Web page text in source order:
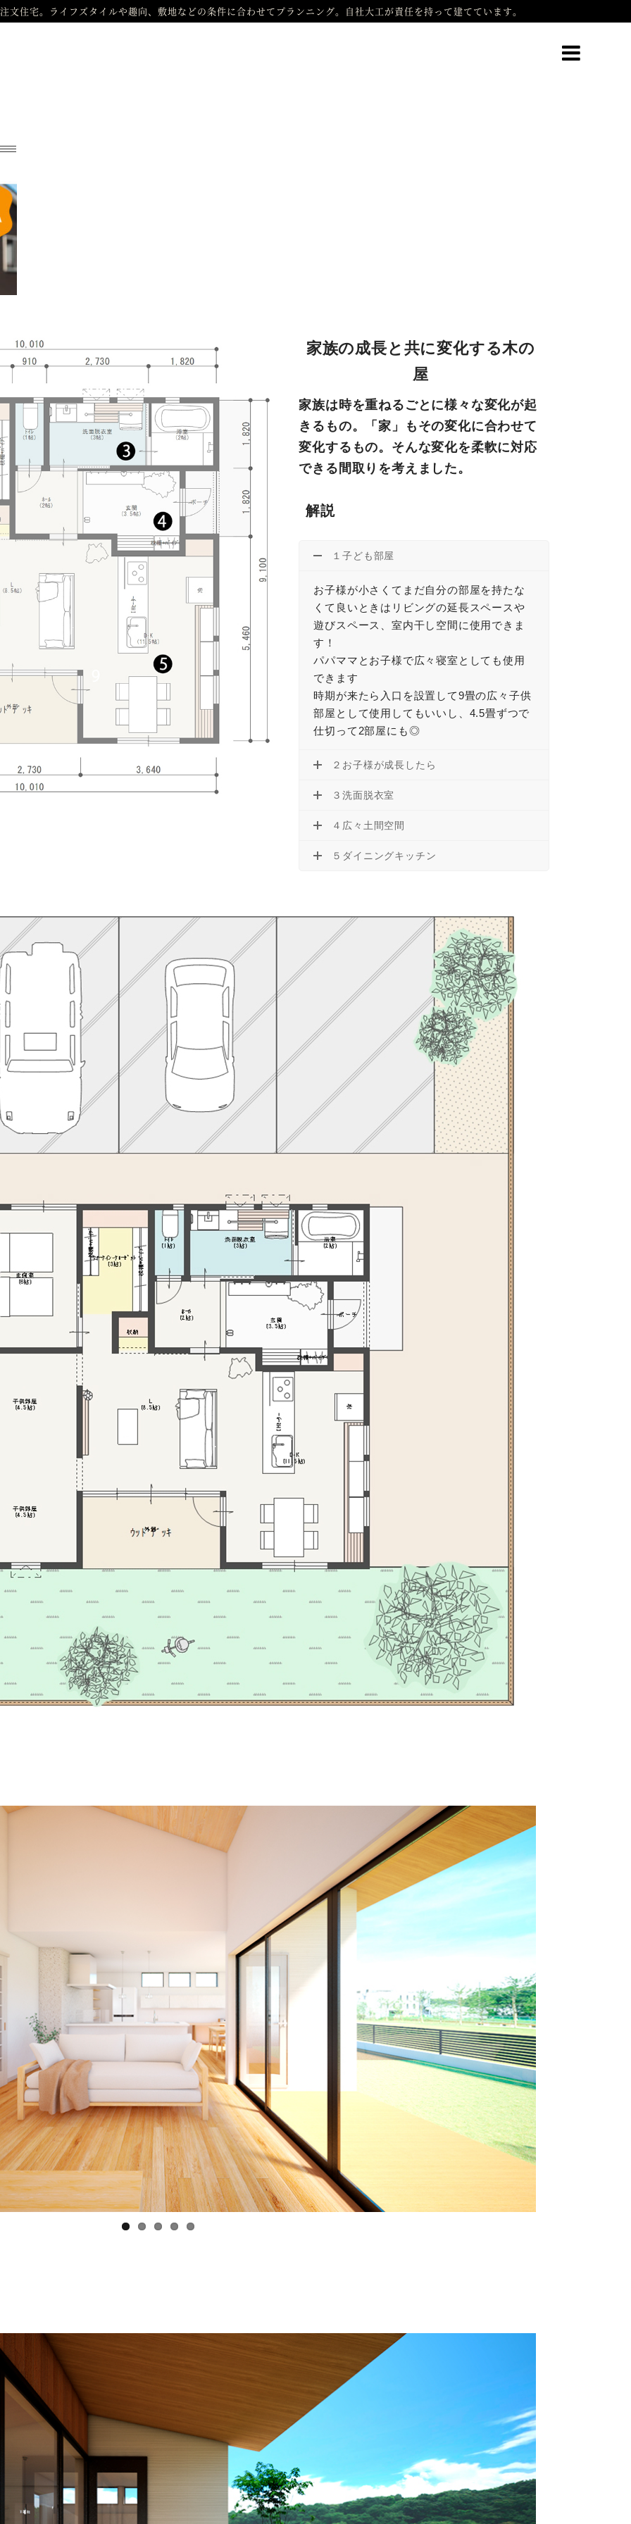
文住宅。ライフズタイルや趣向、敷地などの条件に合わせてプランニング。自社大工が責任を持って建てています。
家族の成長と共に変化する木の
屋
家族は時を重ねるごとに様々な変化が起
きるもの。「家」もその変化に合わせて
変化するもの。そんな変化を柔軟に対応
できる間取りを考えました。
解説
１子ども部屋
お子様が小さくてまだ自分の部屋を持たな
くて良いときはリビングの延長スペースや
遊びスペース、室内干し空間に使用できま
す！
パパママとお子様で広々寝室としても使用
できます
時期が来たら入口を設置して9畳の広々子供
部屋として使用してもいいし、4.5畳ずつで
仕切って2部屋にも◎
２お子様が成長したら
３洗面脱衣室
４広々土間空間
５ダイニングキッチン